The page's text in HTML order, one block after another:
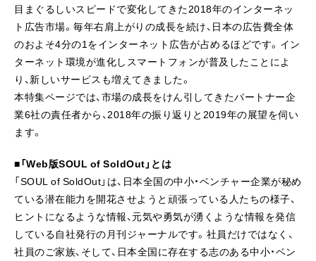
目まぐるしいスピードで変化してきた2018年のインターネッ
ト広告市場。毎年右肩上がりの成長を続け、日本の広告費全体
のおよそ4分の1をインターネット広告が占めるほどです。イン
ターネット環境が進化しスマートフォンが普及したことによ
り、新しいサービスも増えてきました。
本特集ページでは、市場の成長をけん引してきたパートナー企
業6社の責任者から、2018年の振り返りと2019年の展望を伺い
ます。
■「Web版SOUL of SoldOut」とは
「SOUL of SoldOut」は、日本全国の中小・ベンチャー企業が秘め
ている潜在能力を開花させようと頑張っている人たちの様子、
ヒントになるような情報、元気や勇気が湧くような情報を発信
している自社発行の月刊ジャーナルです。社員だけではなく、
社員のご家族、そして、日本全国に存在する志のある中小・ベン